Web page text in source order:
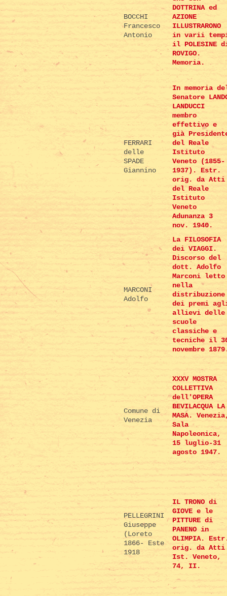
BOCCHI
Francesco
Antonio
DOTTRINA ed
AZIONE
ILLUSTRARONO
in varii
il POLESINE
ROVIGO.
Memoria.
FERRARI
delle
SPADE
Giannino
In memoria
Senatore
LANDUCCI
membro
effettivo e
già
del Reale
Istituto
Veneto (1855-
1937). Estr.
orig. da Atti
del Reale
Istituto
Veneto
Adunanza 3
nov. 1940.
MARCONI
Adolfo
La FILOSOFIA
dei VIAGGI.
Discorso del
dott. Adolfo
Marconi letto
nella
distribuzione
dei premi
allievi delle
scuole
classiche e
tecniche il
novembre
Comune di
Venezia
XXXV MOSTRA
COLLETTIVA
dell'OPERA
BEVILACQUA LA
MASA.
Sala
Napoleonica,
15 luglio-31
agosto 1947.
PELLEGRINI
Giuseppe
(Loreto
1866- Este
1918
IL TRONO di
GIOVE e le
PITTURE di
PANENO in
OLIMPIA.
orig. da Atti
Ist. Veneto,
74, II.